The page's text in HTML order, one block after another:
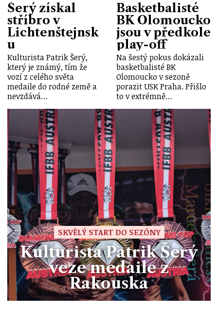
Šerý získal
stříbro v
Lichtenštejnsk
u
Kulturista Patrik Šerý,
který je známý, tím že
vozí z celého světa
medaile do rodné země a
nevzdává…
Basketbalisté
BK Olomoucko
jsou v předkole
play-off
Na šestý pokus dokázali
basketbalisté BK
Olomoucko v sezoně
porazit USK Praha. Přišlo
to v extrémně…
SKVĚLÝ START DO SEZÓNY
Kulturista Patrik Šerý
veze medaile z
Rakouska